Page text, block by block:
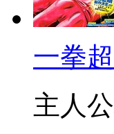
一拳
主人